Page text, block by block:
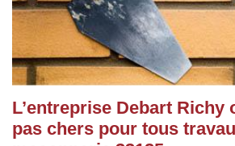
L’entreprise Debart Richy
pas chers pour tous